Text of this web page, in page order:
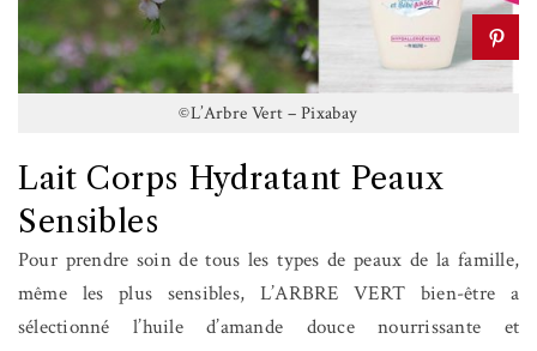
©L’Arbre Vert – Pixabay
Lait Corps Hydratant Peaux
Sensibles
Pour prendre soin de tous les types de peaux de la famille,
même les plus sensibles, L’ARBRE VERT bien-être a
sélectionné l’huile d’amande douce nourrissante et